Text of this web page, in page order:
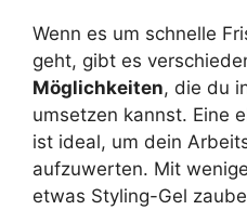
Wenn es um schnelle
geht, gibt es
Möglichkeiten, die du
umsetzen kannst. Eine
ist ideal, um dein
aufzuwerten. Mit
etwas Styling-Gel